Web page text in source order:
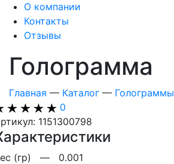
О компании
Контакты
Отзывы
Голограмма
Главная — Каталог — Голограммы
0
1151300798
(гр) — 0.001